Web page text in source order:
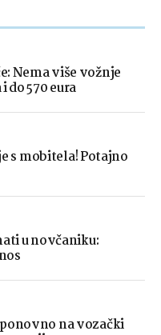
Nema više vožnje
570 eura
s mobitela! Potajno
u novčaniku:
na vozački